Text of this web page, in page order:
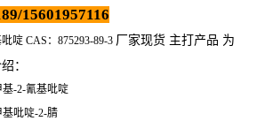
15601957116
啶 CAS：875293-89-3 厂家现货 主打产品 为
：
基-2-氰基吡啶
基吡啶-2-腈